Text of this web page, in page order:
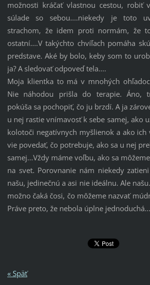
možnosti kráčať vlastnou cestou, robiť
súlade so sebou....niekedy je toto
strachom, že idem proti normám, že
ostatní....V takýchto chvíľach pomáha
predstave. Aké by bolo, keby som to
ja? A sledovať odpoveď tela....
Moja klientka to má v mnohých
Nie náhodou prišla do terapie. Áno,
pokúša sa pochopiť, čo ju brzdí. A ja
u nej rastie vnímavosť k sebe samej, ako
kolotoči negatívnych myšlienok a ako ich
vie povedať, čo potrebuje, ako sa u nej
samej...Vždy máme voľbu, ako sa
na svet. Porovnanie nám niekedy
našu, jedinečnú a asi nie ideálnu. Ale
možno čaká čosi, čo môžeme nazvať
Práve preto, že nebola úplne jednoduchá...
« Späť